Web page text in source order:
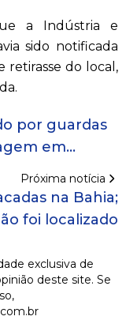
a Indústria e
sido notificada
retirasse do local,
por guardas
em
Próxima notícia
na Bahia;
foi localizado
exclusiva de
deste site. Se